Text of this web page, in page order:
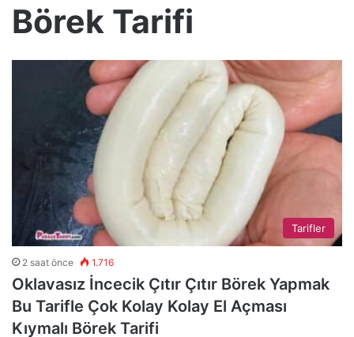
Börek Tarifi
Tarifler
2 saat önce 1.716
Oklavasız İncecik Çıtır Çıtır Börek Yapmak
Bu Tarifle Çok Kolay Kolay El Açması
Kıymalı Börek Tarifi